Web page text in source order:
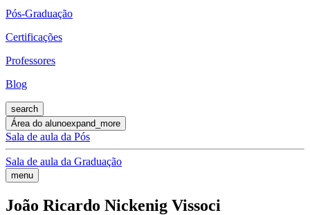
Pós-Graduação
Certificações
Professores
Blog
search
Área do alunoexpand_more
Sala de aula da Pós
Sala de aula da Graduação
menu
João Ricardo Nickenig Vissoci